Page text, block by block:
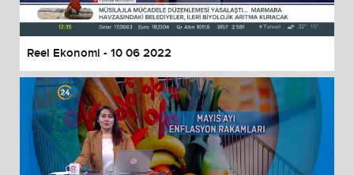
Reel Ekonomi - 10 06 2022